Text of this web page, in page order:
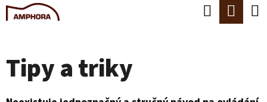
Přejít
Hledat
Tipy a triky
K
O
C
O